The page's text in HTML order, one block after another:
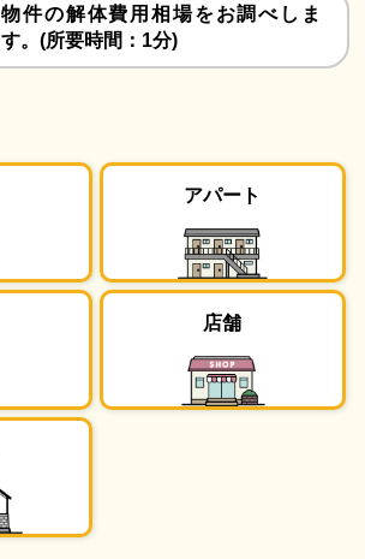
物件の解体費用相場をお調べしま
す。(所要時間：1分)
アパート
店舗